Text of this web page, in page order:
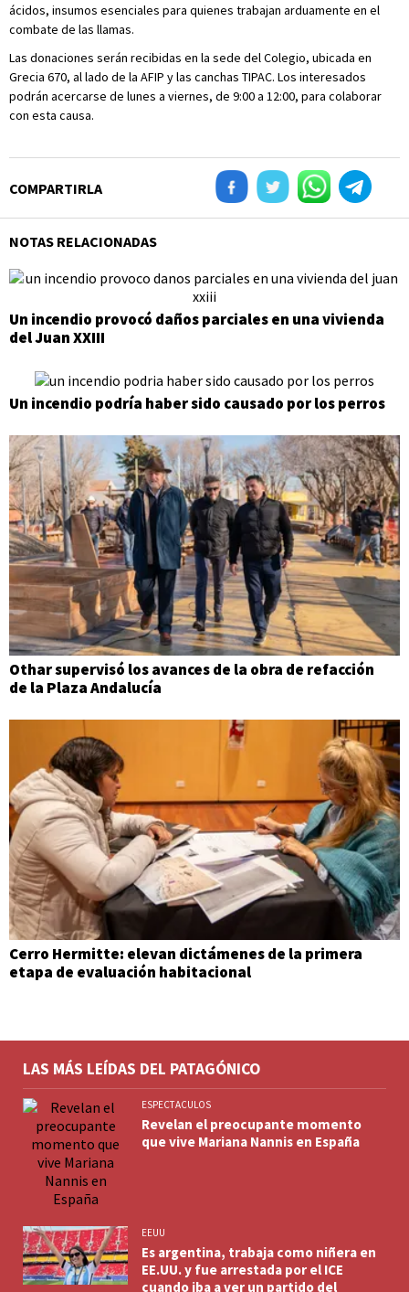
ácidos, insumos esenciales para quienes trabajan arduamente en el
combate de las llamas.
Las donaciones serán recibidas en la sede del Colegio, ubicada en
Grecia 670, al lado de la AFIP y las canchas TIPAC. Los interesados
podrán acercarse de lunes a viernes, de 9:00 a 12:00, para colaborar
con esta causa.
COMPARTIRLA
NOTAS RELACIONADAS
Un incendio provocó daños parciales en una vivienda
del Juan XXIII
Un incendio podría haber sido causado por los perros
Othar supervisó los avances de la obra de refacción
de la Plaza Andalucía
Cerro Hermitte: elevan dictámenes de la primera
etapa de evaluación habitacional
LAS MÁS LEÍDAS DEL PATAGÓNICO
ESPECTACULOS
Revelan el preocupante momento
que vive Mariana Nannis en España
EEUU
Es argentina, trabaja como niñera en
EE.UU. y fue arrestada por el ICE
cuando iba a ver un partido del